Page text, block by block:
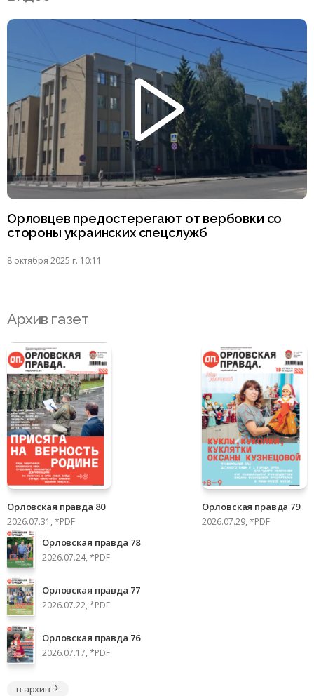
Орловцев предостерегают от вербовки со
стороны украинских спецслужб
8 октября 2025 г. 10:11
Архив газет
Орловская правда 80
2026.07.31, *PDF
Орловская правда 79
2026.07.29, *PDF
Орловская правда 78
2026.07.24, *PDF
Орловская правда 77
2026.07.22, *PDF
Орловская правда 76
2026.07.17, *PDF
в архив